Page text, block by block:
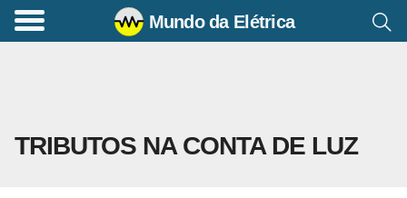
Mundo da Elétrica
TRIBUTOS NA CONTA DE LUZ
C
n